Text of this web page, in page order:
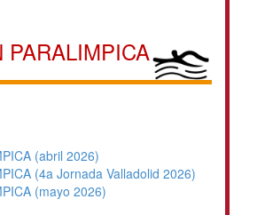
PARALIMPICA
(abril 2026)
(4a Jornada Valladolid 2026)
(mayo 2026)